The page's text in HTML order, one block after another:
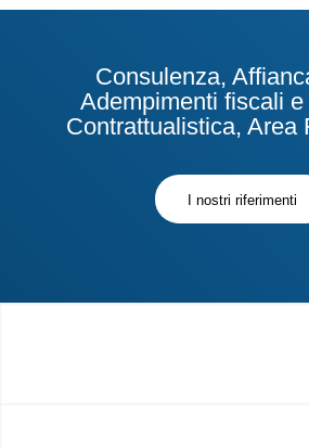
Consulenza,
Adempimenti fiscali
Contrattualistica, Area
I nostri riferimenti